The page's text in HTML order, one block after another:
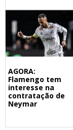
AGORA:
Flamengo tem
interesse na
contratação de
Neymar